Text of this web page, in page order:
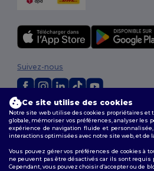
2026. Tous droits réservés
Conditions Générales|Politique de
Confidentialité
| Politique de Cookies |
Suivez-nous
Ce site utilise des cookies
Notre site web utilise des cookies propriétaires et
globale, mémoriser vos préférences, analyser les
expérience de navigation fluide et
interactions optimisées avec notre site web, et de
Vous pouvez gérer vos préférences de cookies à
ne peuvent pas être désactivés car ils sont
Cependant, vous pouvez choisir d’accepter ou de